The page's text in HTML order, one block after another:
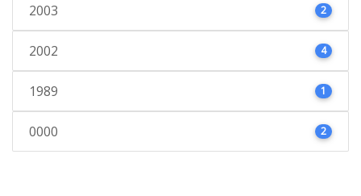
2003 2
2002 4
1989 1
0000 2